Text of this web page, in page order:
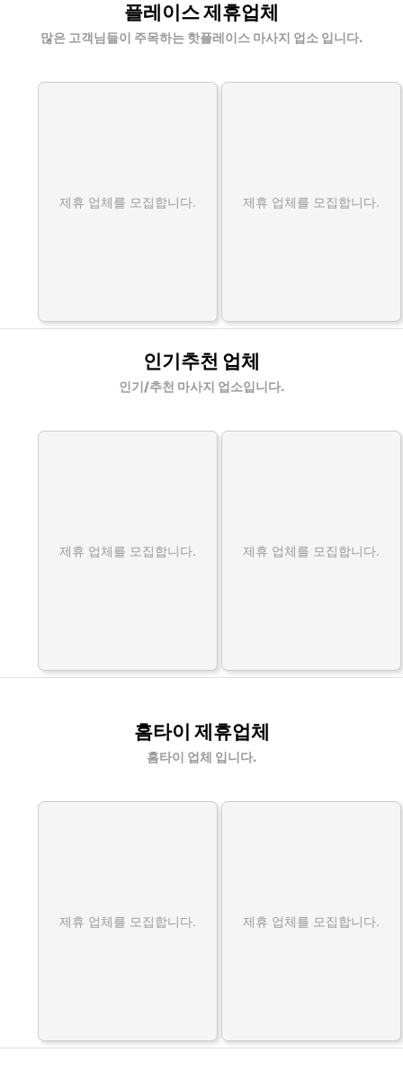
플레이스 제휴업체
많은 고객님들이 주목하는 핫플레이스 마사지 업소 입니다.
제휴 업체를 모집합니다. 제휴 업체를 모집합니다.
인기추천 업체
인기/추천 마사지 업소입니다.
제휴 업체를 모집합니다. 제휴 업체를 모집합니다.
홈타이 제휴업체
홈타이 업체 입니다.
제휴 업체를 모집합니다. 제휴 업체를 모집합니다.